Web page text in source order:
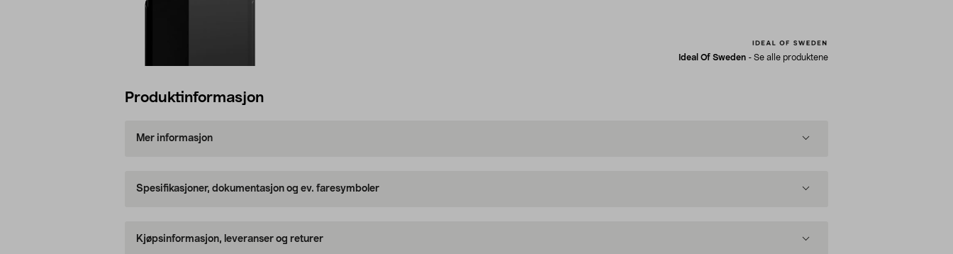
Ideal Of Sweden - Se alle produktene
Produktinformasjon
Mer informasjon
Spesifikasjoner, dokumentasjon og ev. faresymboler
Kjøpsinformasjon, leveranser og returer